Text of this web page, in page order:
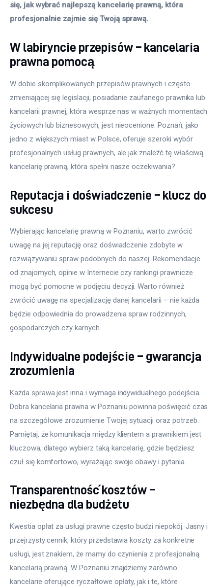
się, jak wybrać najlepszą kancelarię prawną, która
profesjonalnie zajmie się Twoją sprawą.
W labiryncie przepisów – kancelaria
prawna pomocą
W dobie skomplikowanych przepisów prawnych i często
zmieniającej się legislacji, posiadanie zaufanego prawnika lub
kancelarii prawnej, która wesprze nas w ważnych momentach
życiowych lub biznesowych, jest nieocenione. Poznań, jako
jedno z większych miast w Polsce, oferuje szeroki wybór
profesjonalnych usług prawnych, ale jak znaleźć tę właściwą
kancelarię prawną, która spełni nasze oczekiwania?
Reputacja i doświadczenie – klucz do
sukcesu
Wybierając kancelarię prawną w Poznaniu, warto zwrócić
uwagę na jej reputację oraz doświadczenie zdobyte w
rozwiązywaniu spraw podobnych do naszej. Rekomendacje
od znajomych, opinie w Internecie czy rankingi prawnicze
mogą być pomocne w podjęciu decyzji. Warto również
zwrócić uwagę na specjalizację danej kancelarii – nie każda
będzie odpowiednia do prowadzenia spraw rodzinnych,
gospodarczych czy karnych.
Indywidualne podejście – gwarancja
zrozumienia
Każda sprawa jest inna i wymaga indywidualnego podejścia.
Dobra kancelaria prawna w Poznaniu powinna poświęcić czas
na szczegółowe zrozumienie Twojej sytuacji oraz potrzeb.
Pamiętaj, że komunikacja między klientem a prawnikiem jest
kluczowa, dlatego wybierz taką kancelarię, gdzie będziesz
czuł się komfortowo, wyrażając swoje obawy i pytania.
Transparentność kosztów –
niezbędna dla budżetu
Kwestia opłat za usługi prawne często budzi niepokój. Jasny i
przejrzysty cennik, który przedstawia koszty za konkretne
usługi, jest znakiem, że mamy do czynienia z profesjonalną
kancelarią prawną. W Poznaniu znajdziemy zarówno
kancelarie oferujące ryczałtowe opłaty, jak i te, które